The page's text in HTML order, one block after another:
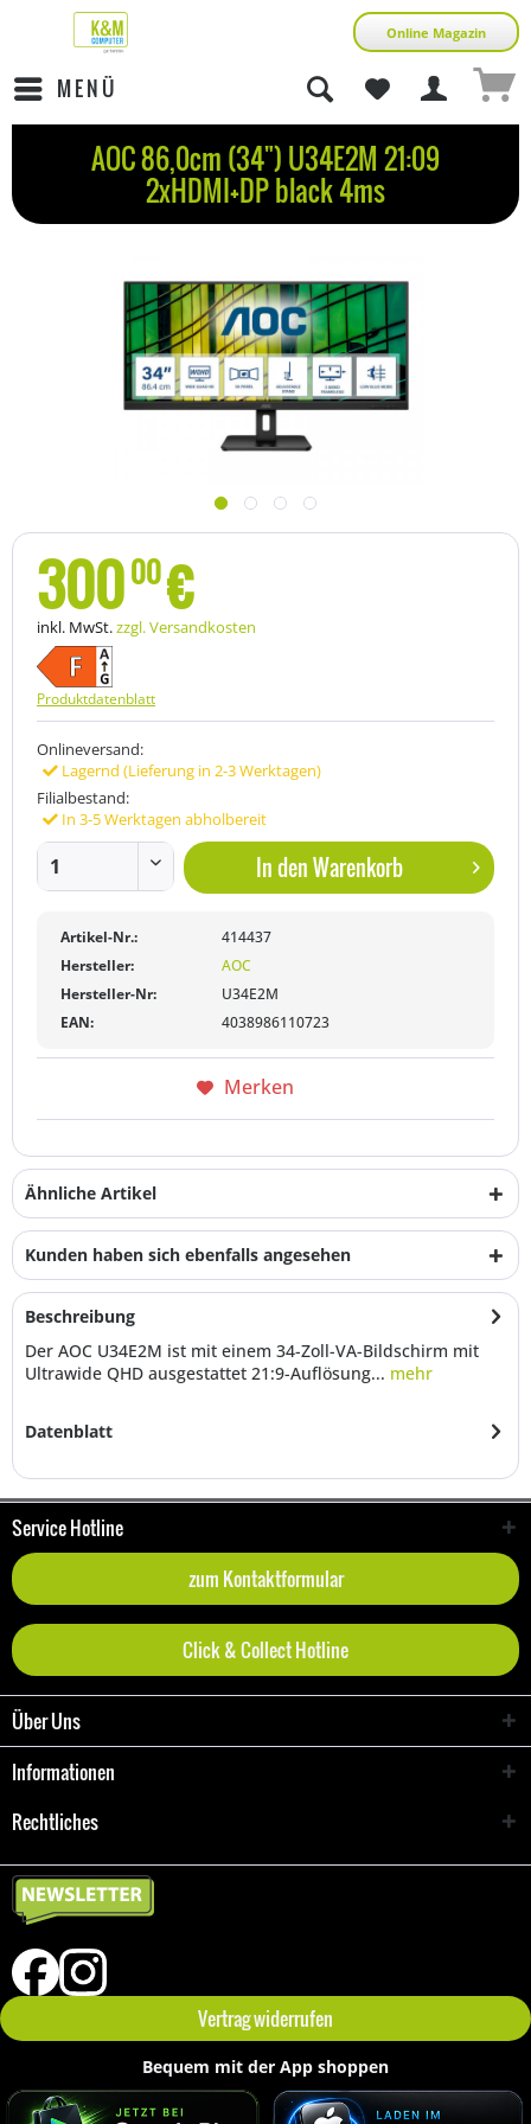
Online Magazin
MENÜ
AOC 86,0cm (34") U34E2M 21:09
2xHDMI+DP black 4ms
30000€
inkl. MwSt.zzgl. Versandkosten
Produktdatenblatt
Onlineversand:
Lagernd (Lieferung in 2-3 Werktagen)
Filialbestand:
In 3-5 Werktagen abholbereit
In denWarenkorb
Artikel-Nr.:
414437
Hersteller:
AOC
Hersteller-Nr:
U34E2M
EAN:
4038986110723
Merken
Ähnliche Artikel
Kunden haben sich ebenfalls angesehen
Beschreibung
Der AOC U34E2M ist mit einem 34-Zoll-VA-Bildschirm mit
Ultrawide QHD ausgestattet 21:9-Auflösung... mehr
Datenblatt
Service Hotline
zum Kontaktformular
Click & Collect Hotline
Über Uns
Informationen
Rechtliches
Vertrag widerrufen
Bequem mit der App shoppen